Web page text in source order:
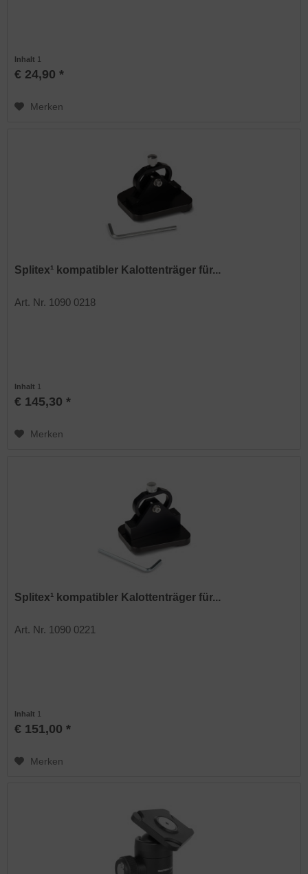
Inhalt 1
€ 24,90 *
Merken
Splitex¹ kompatibler Kalottenträger für...
Art. Nr. 1090 0218
Inhalt 1
€ 145,30 *
Merken
Splitex¹ kompatibler Kalottenträger für...
Art. Nr. 1090 0221
Inhalt 1
€ 151,00 *
Merken